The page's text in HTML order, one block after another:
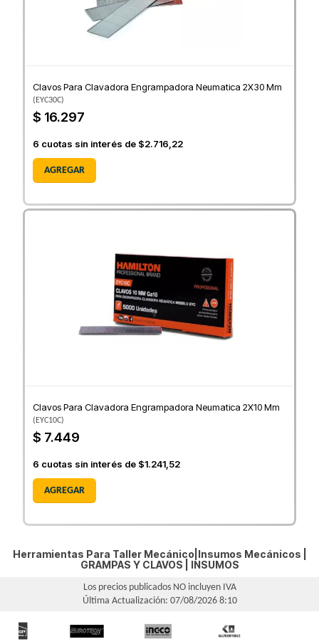
Clavos Para Clavadora Engrampadora Neumatica 2X30 Mm
(EYC30C)
$ 16.297
6 cuotas sin interés de $2.716,22
AGREGAR
Clavos Para Clavadora Engrampadora Neumatica 2X10 Mm
(EYC10C)
$ 7.449
6 cuotas sin interés de $1.241,52
AGREGAR
Herramientas Para Taller Mecánico|Insumos Mecánicos |
GRAMPAS Y CLAVOS
INSUMOS
Los precios publicados NO incluyen IVA
Última Actualización: 07/08/2026 8:10